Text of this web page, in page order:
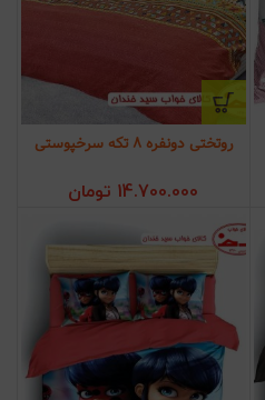
روتختی دونفره 8 تکه سرخپوستی
14.700.000 تومان